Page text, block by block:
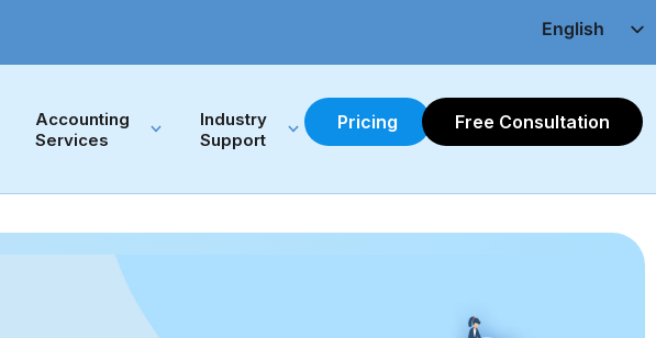
English
Chinese(繁)
Accounting
Services
Industry
Support
Pricing Free Consultation